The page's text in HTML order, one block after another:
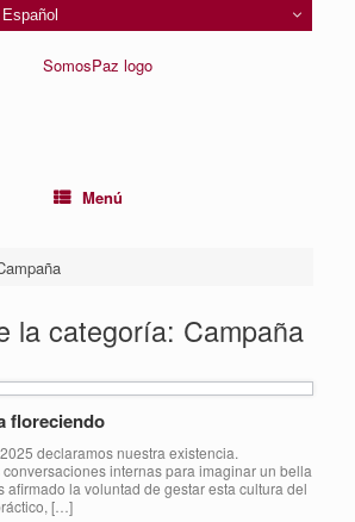
Menú
la categoría: Campaña
floreciendo
declaramos nuestra existencia.
internas para imaginar un bella
afirmado la voluntad de gestar esta cultura del
[…]
Español